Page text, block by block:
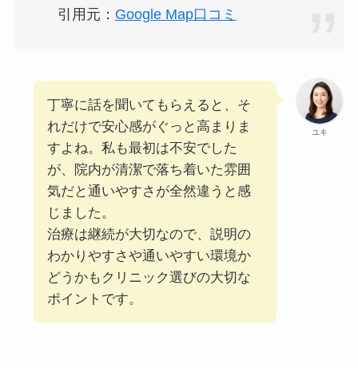
引用元： Google Map口コミ
ユキ
丁寧に話を聞いてもらえると、そ
れだけで安心感がぐっと高まりま
すよね。私も最初は不安でした
が、院内が清潔で落ち着いた雰囲
気だと通いやすさが全然違うと感
じました。
治療は継続が大切なので、説明の
わかりやすさや通いやすい環境か
どうかもクリニック選びの大切な
ポイントです。